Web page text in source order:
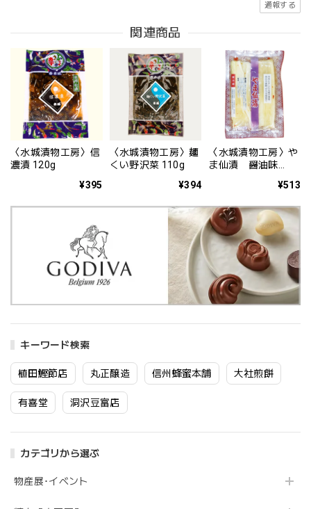
キーワード検索
植田鰹節店 丸正醸造 信州蜂蜜本舗 大社煎餅
有喜堂 洞沢豆富店
カテゴリから選ぶ
物産展･イベント
通報する
関連商品
〈水城漬物工房〉信
濃漬 120g
¥395
〈水城漬物工房〉麺
くい野沢菜 110g
¥394
〈水城漬物工房〉や
ま仙漬 醤油味
¥513